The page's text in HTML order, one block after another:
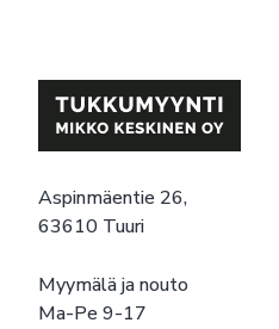
Aspinmäentie 26,
63610 Tuuri
Myymälä ja nouto
Ma-Pe 9-17